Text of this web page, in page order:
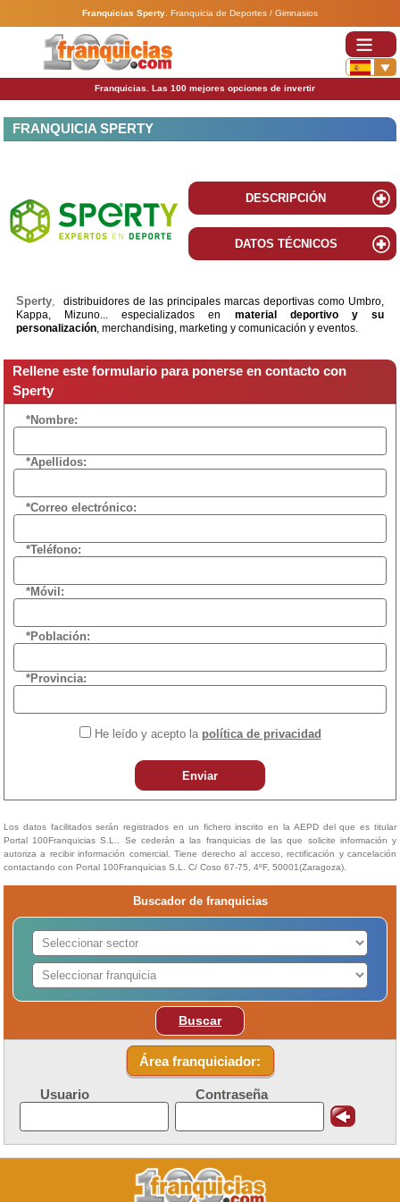
Franquicias Sperty Franquicia de Deportes / Gimnasios
Franquicias. Las 100 mejores opciones de invertir
FRANQUICIA SPERTY
DESCRIPCIÓN
DATOS TÉCNICOS
Sperty,
distribuidores de las principales marcas deportivas como Umbro,
Kappa, Mizuno... especializados en material deportivo y su
personalización, merchandising, marketing y comunicación y eventos.
Rellene este formulario para ponerse en contacto con
Sperty
*Nombre:
*Apellidos:
*Correo electrónico:
*Teléfono:
*Móvil:
*Población:
*Provincia:
He leído y acepto la política de privacidad
Enviar
Los datos facilitados serán registrados en un fichero inscrito en la AEPD del que es titular
Portal 100Franquicias S.L.. Se cederán a las franquicias de las que solicite información y
autoriza a recibir información comercial. Tiene derecho al acceso, rectificación y cancelación
contactando con Portal 100Franquicias S.L. C/ Coso 67-75, 4ºF, 50001(Zaragoza).
Buscador de franquicias
Buscar
Área franquiciador:
Usuario Contraseña